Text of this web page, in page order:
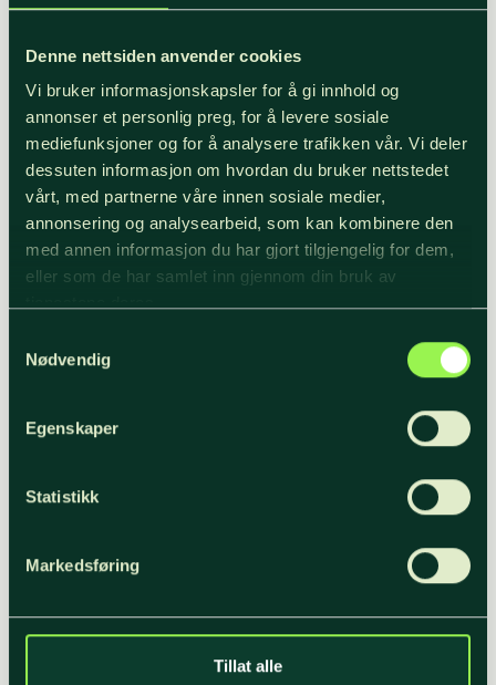
Denne nettsiden anvender cookies
Vi bruker informasjonskapsler for å gi innhold og
annonser et personlig preg, for å levere sosiale
mediefunksjoner og for å analysere trafikken vår. Vi deler
dessuten informasjon om hvordan du bruker nettstedet
vårt, med partnerne våre innen sosiale medier,
annonsering og analysearbeid, som kan kombinere den
med annen informasjon du har gjort tilgjengelig for dem,
eller som de har samlet inn gjennom din bruk av
Nødvendig
Egenskaper
Statistikk
Markedsføring
Tillat alle
Gitte Rudstaden
READ MORE